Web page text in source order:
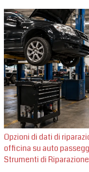
Opzioni di dati di
officina su auto
Strumenti di